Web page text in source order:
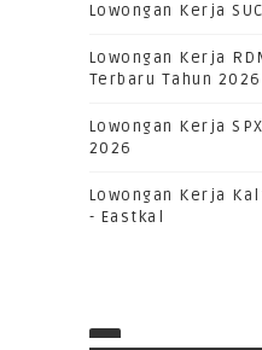
Lowongan Kerja SUCI
Lowongan Kerja
Terbaru Tahun 2026
Lowongan Kerja
2026
Lowongan Kerja
- Eastkal